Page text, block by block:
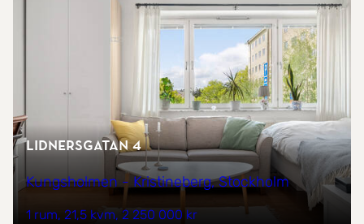
Lidnersgatan 4
Kungsholmen - Kristineberg, Stockholm
1 rum 21,5 kvm 2 250 000 kr